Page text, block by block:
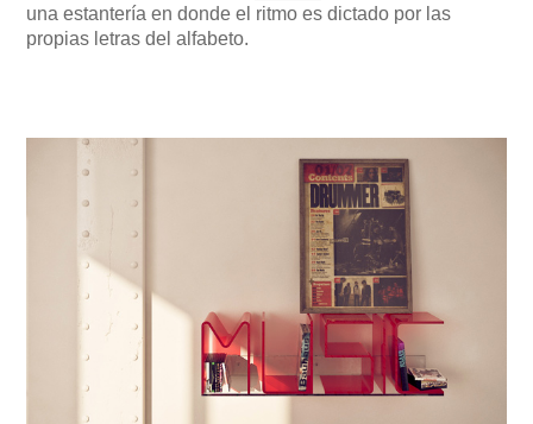
una estantería en donde el ritmo es dictado por las
propias letras del alfabeto.